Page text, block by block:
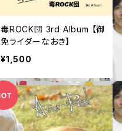
毒ROCK団 3rd Album 【御
免ライダーなおき】
¥1,500